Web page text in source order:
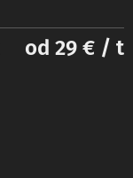
od 29 € / t